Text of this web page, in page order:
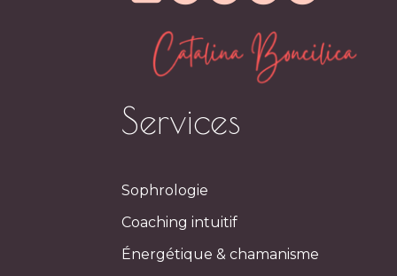
Services
Sophrologie
Coaching intuitif
Énergétique & chamanisme